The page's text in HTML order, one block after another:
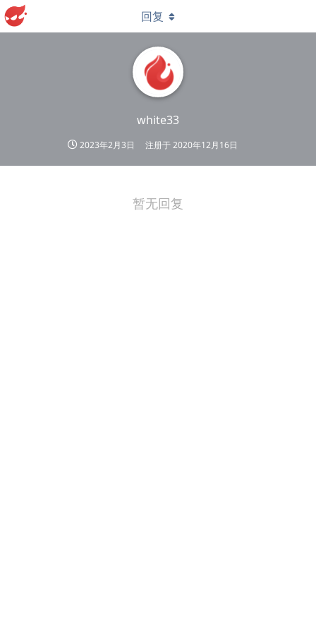
white33
2023年2月3日 注册于2020年12月16日
回复
暂无回复